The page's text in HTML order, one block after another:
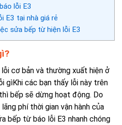
lỗi E3
E3 tại nhà giá rẻ
sửa bếp từ hiện lỗi E3
cơ bản và thường xuất hiện ở
gìKhi các bạn thấy lỗi này trên
bếp sẽ dừng hoạt động. Do
phí thời gian vận hành của
bếp từ báo lỗi E3 nhanh chóng